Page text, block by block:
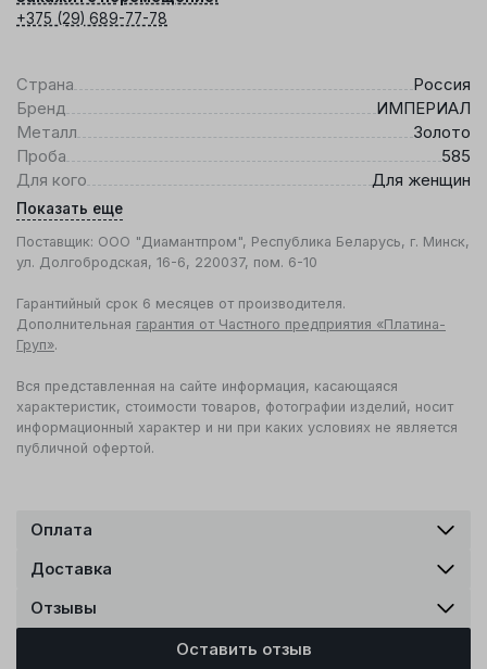
+375 (29) 689-77-78
Страна
Россия
Бренд
ИМПЕРИАЛ
Металл
Золото
Проба
585
Для кого
Для женщин
Показать еще
Поставщик: ООО "Диамантпром", Республика Беларусь, г. Минск,
ул. Долгобродская, 16-6, 220037, пом. 6-10
Гарантийный срок 6 месяцев от производителя.
Дополнительная гарантия от Частного предприятия «Платина-
Груп».
Вся представленная на сайте информация, касающаяся
характеристик, стоимости товаров, фотографии изделий, носит
информационный характер и ни при каких условиях не является
публичной офертой.
Оплата
Доставка
Отзывы
Оставить отзыв